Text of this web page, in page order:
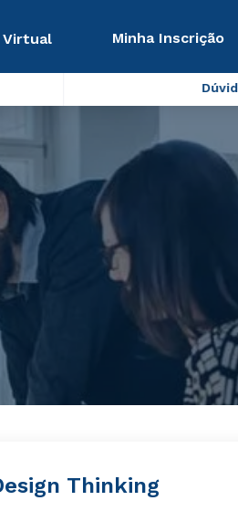
Virtual Minha Inscrição
Thinking